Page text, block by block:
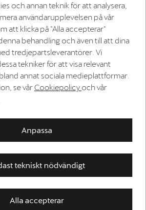
Ångra avtalet
och annan teknik för att analysera,
användarupplevelsen på vår
att klicka på "Alla accepterar"
behandling och även till att dina
tredjepartsleverantörer. Vi
tekniker för att visa relevant
annat sociala medieplattformar.
se vår Cookiepolicy och vår
Anpassa
tekniskt nödvändigt
Alla accepterar